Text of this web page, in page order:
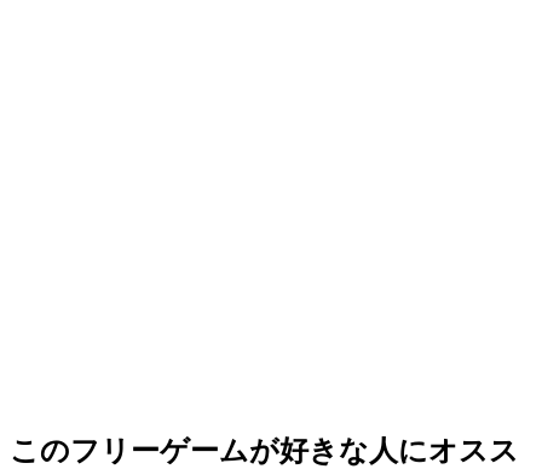
このフリーゲームが好きな人にオスス